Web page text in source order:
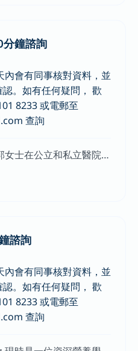
鐘諮詢
內會有同事核對資料，並
。如有任何疑問， 歡
8233 或電郵至
查詢
關於Ms. Kwok Ka Man郭女士在公立和私立醫院擔任護士超過10年。她在新生兒重症監護室和兒科單位的工作經驗，能夠幫助她識別嬰兒和兒童的健康問題，並就家長可能遇到的緊急情況提供建議。此外，郭家敏女士還提供有關嬰兒護理的教育，包括沐浴、餵養和母乳哺育。專長提供新生兒健康評估、早期發展評估和營養諮詢，在嬰兒的成長和發展過程中提供指導和支持。協助新生兒進行細小肌肉和大型肌肉發展的評估和治療，以促進兒童的身體控制能力和運動技能。在新生兒出現健康問題時，能夠迅速識別症狀並提供專業的處理方法，以確保嬰兒的健康和安全。為新生兒提供基本護理，包括嬰兒的沐浴、更換尿布和餵養等，以確保嬰兒的基本需求得到滿足。
諮詢
內會有同事核對資料，並
。如有任何疑問， 歡
8233 或電郵至
查詢